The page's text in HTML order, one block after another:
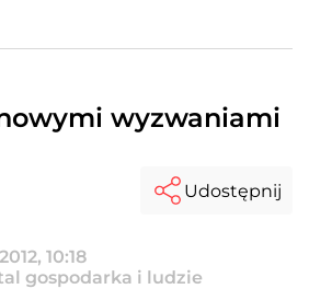
wyzwaniami
10:18
gospodarka i ludzie
Udostępnij